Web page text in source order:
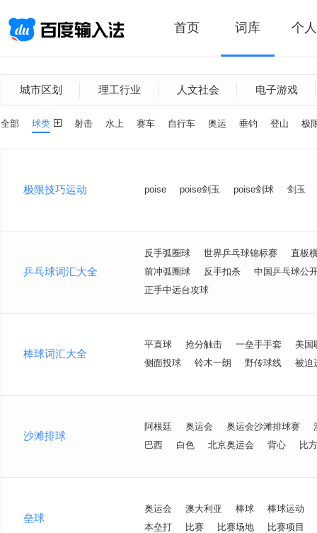
首页 词库 个
城市区划 理工行业 人文社会 电子游戏
全部 球类 射击 水上 赛车 自行车 奥运 垂钓 登山 极
极限技巧运动 poise poise剑玉 poise剑球 剑玉
乒乓球词汇大全
反手弧圈球 世界乒乓球锦标赛
直板
前冲弧圈球
反手扣杀
中国乒乓球公
正手中远台攻球
棒球词汇大全
平直球 抢分触击 一垒手手套
美国
侧面投球
铃木一朗 野传球线 被迫
沙滩排球
阿根廷 奥运会 奥运会沙滩排球赛
巴西
白色 北京奥运会 背心 比
垒球
奥运会 澳大利亚 棒球
棒球运动
本垒打
比赛 比赛场地 比赛项目